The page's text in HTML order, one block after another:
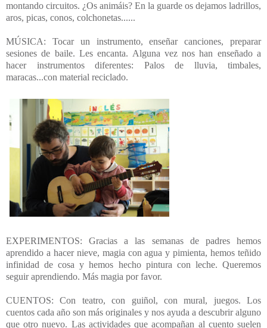
montando circuitos. ¿Os animáis? En la guarde os dejamos ladrillos,
aros, picas, conos, colchonetas......
MÚSICA: Tocar un instrumento, enseñar canciones, preparar
sesiones de baile. Les encanta. Alguna vez nos han enseñado a
hacer instrumentos diferentes: Palos de lluvia, timbales,
maracas...con material reciclado.
EXPERIMENTOS: Gracias a las semanas de padres hemos
aprendido a hacer nieve, magia con agua y pimienta, hemos teñido
infinidad de cosa y hemos hecho pintura con leche. Queremos
seguir aprendiendo. Más magia por favor.
CUENTOS: Con teatro, con guiñol, con mural, juegos. Los
cuentos cada año son más originales y nos ayuda a descubrir alguno
que otro nuevo. Las actividades que acompañan al cuento suelen